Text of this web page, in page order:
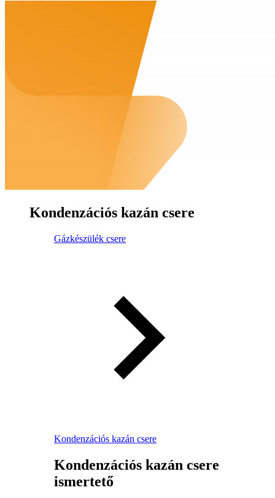
Kondenzációs kazán csere
Gázkészülék csere
Kondenzációs kazán csere
Kondenzációs kazán csere
ismertető